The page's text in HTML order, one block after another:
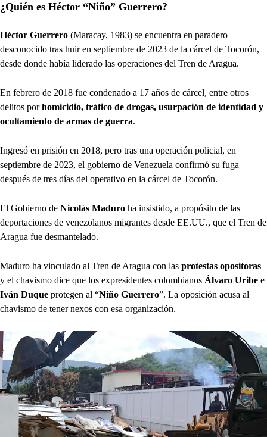
¿Quién es Héctor “Niño” Guerrero?
Héctor Guerrero (Maracay, 1983) se encuentra en paradero
desconocido tras huir en septiembre de 2023 de la cárcel de Tocorón,
desde donde había liderado las operaciones del Tren de Aragua.
En febrero de 2018 fue condenado a 17 años de cárcel, entre otros
delitos porhomicidio, tráfico de drogas, usurpación de identidad y
ocultamiento de armas de guerra.
Ingresó en prisión en 2018, pero tras una operación policial, en
septiembre de 2023, el gobierno de Venezuela confirmó su fuga
después de tres días del operativo en la cárcel de Tocorón.
El Gobierno de Nicolás Maduro ha insistido, a propósito de las
deportaciones de venezolanos migrantes desde EE.UU., que el Tren de
Aragua fue desmantelado.
Maduro ha vinculado al Tren de Aragua con las protestas opositoras
y el chavismo dice que los expresidentes colombianos Álvaro Uribe e
Iván Duque protegen al “Niño Guerrero”. La oposición acusa al
chavismo de tener nexos con esa organización.